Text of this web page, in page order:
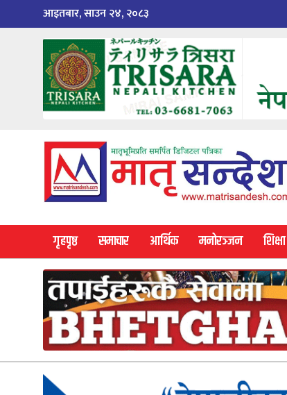
to
आइतबार, साउन २४, २०८३
गृहपृष्ठ समाचार आर्थिक मनोरञ्जन शिक्षा